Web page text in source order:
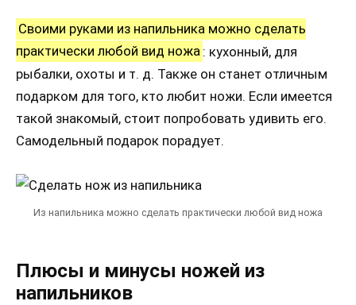
Своими руками из напильника можно сделать
практически любой вид ножа : кухонный, для
рыбалки, охоты и т. д. Также он станет отличным
подарком для того, кто любит ножи. Если имеется
такой знакомый, стоит попробовать удивить его.
Самодельный подарок порадует.
Из напильника можно сделать практически любой вид ножа
Плюсы и минусы ножей из
напильников